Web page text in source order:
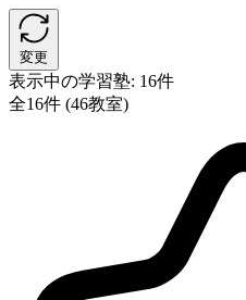
変更
表示中の学習塾: 16件
全16件 (46教室)